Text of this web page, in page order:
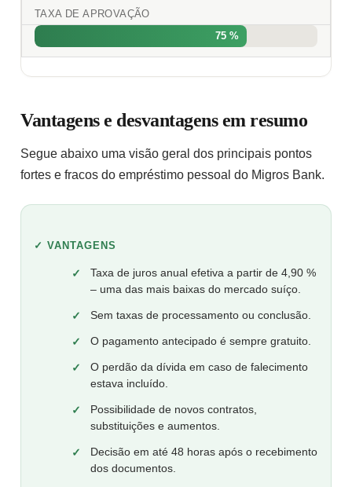
TAXA DE APROVAÇÃO
75 %
Vantagens e desvantagens em resumo
Segue abaixo uma visão geral dos principais pontos
fortes e fracos do empréstimo pessoal do Migros Bank.
✓ VANTAGENS
Taxa de juros anual efetiva a partir de 4,90 %
– uma das mais baixas do mercado suíço.
Sem taxas de processamento ou conclusão.
O pagamento antecipado é sempre gratuito.
O perdão da dívida em caso de falecimento
estava incluído.
Possibilidade de novos contratos,
substituições e aumentos.
Decisão em até 48 horas após o recebimento
dos documentos.